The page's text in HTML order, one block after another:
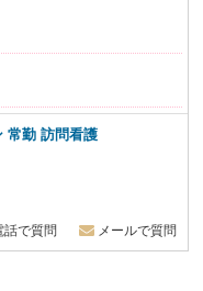
常勤 訪問看護
話で質問 メールで質問